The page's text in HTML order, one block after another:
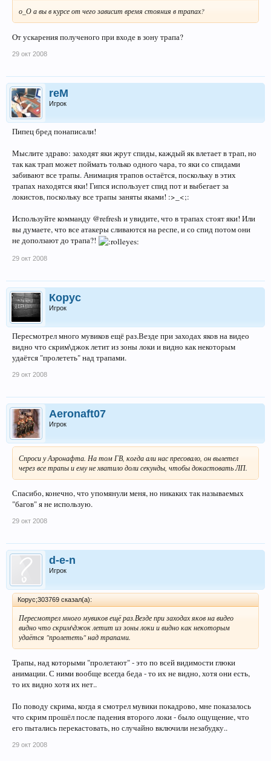
о_О а вы в курсе от чего зависит время стояния в трапах?
От ускарения полученого при входе в зону трапа?
29 окт 2008
reM
Игрок
Пипец бред понаписали!
Мыслите здраво: заходят яки жрут спиды, каждый як влетает в трап, но
так как трап может поймать только одного чара, то яки со спидами
забивают все трапы. Анимация трапов остаётся, поскольку в этих
трапах находятся яки! Гипся использует спид пот и выбегает за
локистов, поскольку все трапы заняты яками! :>_<;:
Используйте комманду @refresh и увидите, что в трапах стоят яки! Или
вы думаете, что все атакеры сливаются на респе, и со спид потом они
не доползают до трапа?!
29 окт 2008
Корус
Игрок
Пересмотрел много мувиков ещё раз.Везде при заходах яков на видео
видно что скрим\джок летит из зоны локи и видно как некоторым
удаётся "пролететь" над трапами.
29 окт 2008
Aeronaft07
Игрок
Спроси у Аэронафта. На том ГВ, когда али нас пресовало, он вылетел
через все трапы и ему не хватило доли секунды, чтобы докастовать ЛП.
Спасибо, конечно, что упомянули меня, но никаких так называемых
"багов" я не использую.
29 окт 2008
d-e-n
Игрок
Корус;303769 сказал(а):
Пересмотрел много мувиков ещё раз.Везде при заходах яков на видео
видно что скрим\джок летит из зоны локи и видно как некоторым
удаётся "пролететь" над трапами.
Трапы, над которыми "пролетают" - это по всей видимости глюки
анимации. С ними вообще всегда беда - то их не видно, хотя они есть,
то их видно хотя их нет..
По поводу скрима, когда я смотрел мувики покадрово, мне показалось
что скрим прошёл после падения второго локи - было ощущение, что
его пытались перекастовать, но случайно включили незабудку..
29 окт 2008